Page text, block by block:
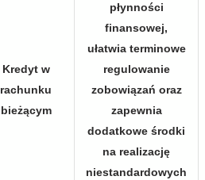
Kredyt w
rachunku
bieżącym
płynności
finansowej,
ułatwia terminowe
regulowanie
zobowiązań oraz
zapewnia
dodatkowe środki
na realizację
niestandardowych